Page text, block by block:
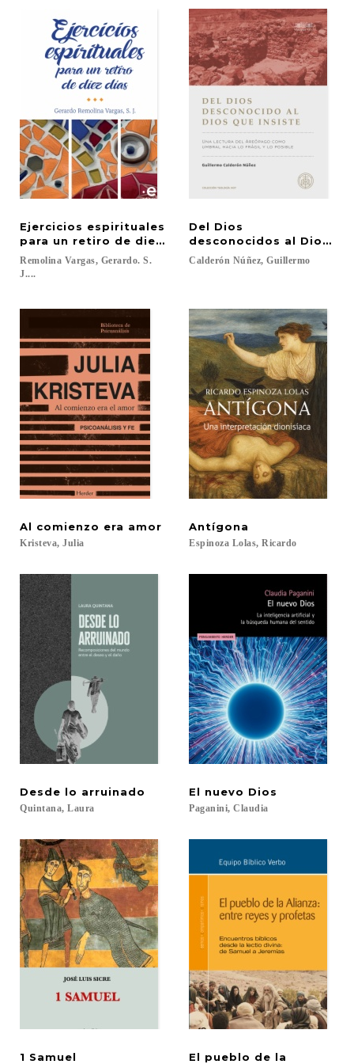
Ejercicios espirituales
para un retiro de diez días
Remolina Vargas, Gerardo. S.
J....
Del Dios
desconocidos al Dios
Calderón Núñez, Guillermo
Al comienzo era amor
Kristeva, Julia
Antígona
Espinoza Lolas, Ricardo
Desde lo arruinado
Quintana, Laura
El nuevo Dios
Paganini, Claudia
1 Samuel
El pueblo de la